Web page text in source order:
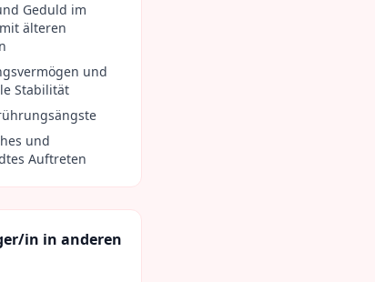
Geduld im
älteren
und
Stabilität
und
Auftreten
in in anderen